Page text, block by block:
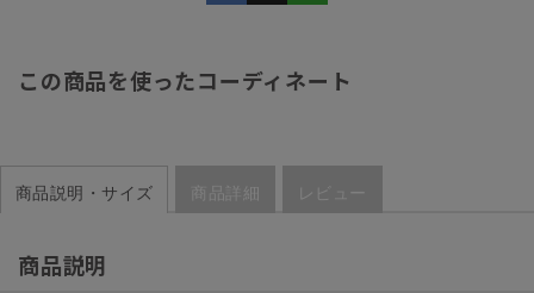
この商品を使ったコーディネート
商品説明・サイズ 商品詳細 レビュー
商品説明